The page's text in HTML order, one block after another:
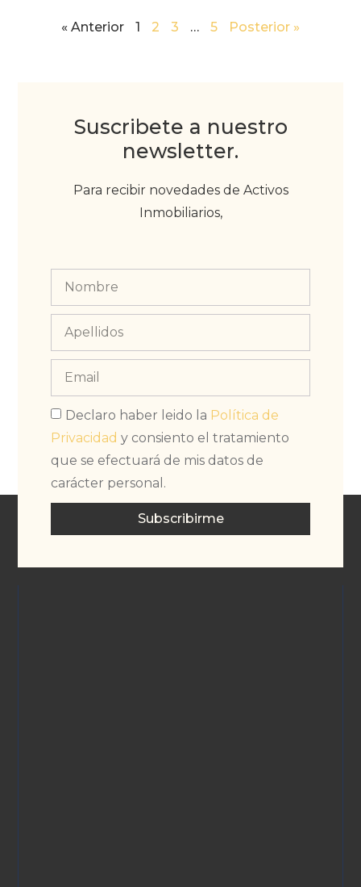
« Anterior 1 2 3 … 5 Posterior »
Suscribete a nuestro
newsletter.
Para recibir novedades de Activos
Inmobiliarios,
Declaro haber leido la Política de
Privacidad y consiento el tratamiento
que se efectuará de mis datos de
carácter personal.
Subscribirme